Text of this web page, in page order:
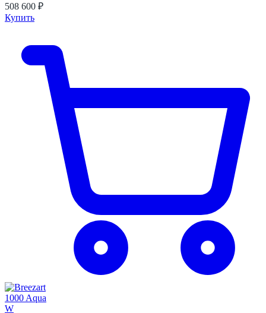
508 600 ₽
Купить